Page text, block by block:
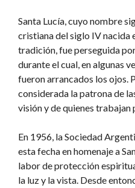
Santa Lucía, cuyo nombre
cristiana del siglo IV nacida
tradición, fue perseguida
durante el cual, en algunas
fueron arrancados los ojos.
considerada la patrona de
visión y de quienes trabajan
En 1956, la Sociedad
esta fecha en homenaje a
labor de protección
la luz y la vista. Desde